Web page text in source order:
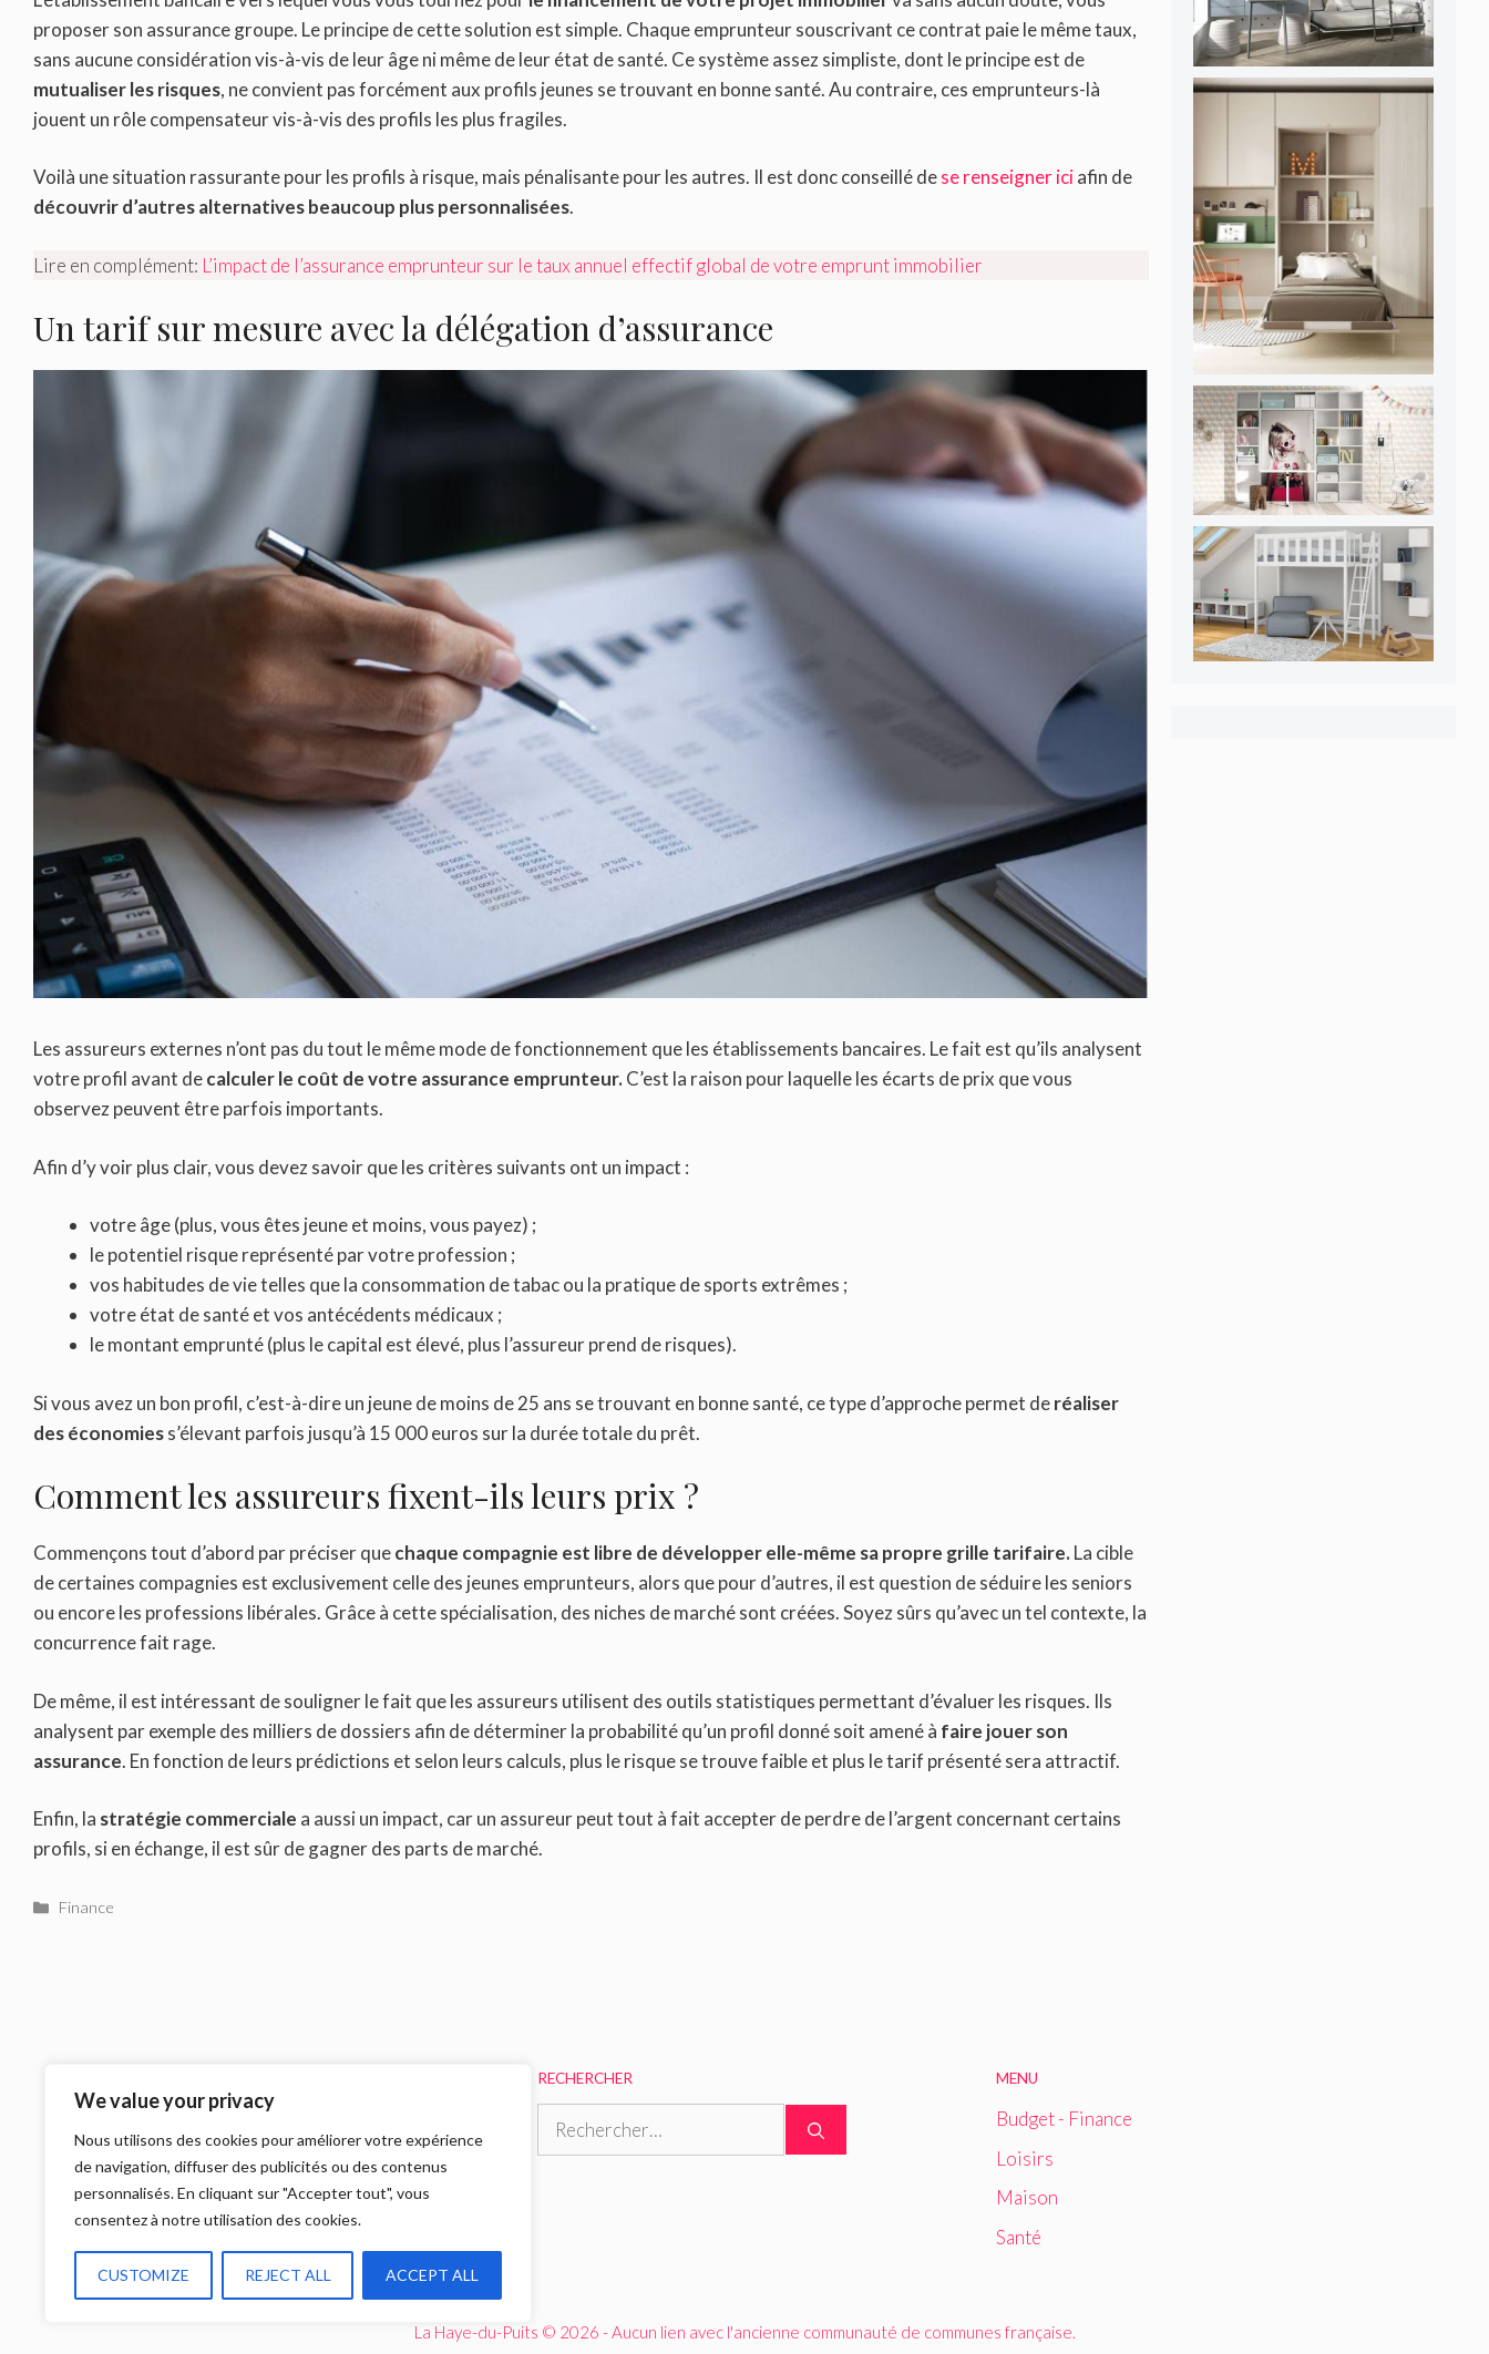
We value your privacy
Nous utilisons des cookies pour améliorer votre expérience
de navigation, diffuser des publicités ou des contenus
personnalisés. En cliquant sur "Accepter tout", vous
consentez à notre utilisation des cookies.
CUSTOMIZE REJECT ALL ACCEPT ALL
proposer son assurance groupe. Le principe de cette solution est simple. Chaque emprunteur souscrivant ce contrat paie le même taux,
sans aucune considération vis-à-vis de leur âge ni même de leur état de santé. Ce système assez simpliste, dont le principe est de
mutualiser les risques, ne convient pas forcément aux profils jeunes se trouvant en bonne santé. Au contraire, ces emprunteurs-là
jouent un rôle compensateur vis-à-vis des profils les plus fragiles.
Voilà une situation rassurante pour les profils à risque, mais pénalisante pour les autres. Il est donc conseillé dese renseigner iciafin de
découvrir d’autres alternatives beaucoup plus personnalisées.
Lire en complément: L’impact de l’assurance emprunteur sur le taux annuel effectif global de votre emprunt immobilier
Un tarif sur mesure avec la délégation d’assurance
Les assureurs externes n’ont pas du tout le même mode de fonctionnement que les établissements bancaires. Le fait est qu’ils analysent
votre profil avant decalculer le coût de votre assurance emprunteur.C’est la raison pour laquelle les écarts de prix que vous
observez peuvent être parfois importants.
Afin d’y voir plus clair, vous devez savoir que les critères suivants ont un impact :
votre âge (plus, vous êtes jeune et moins, vous payez) ;
le potentiel risque représenté par votre profession ;
vos habitudes de vie telles que la consommation de tabac ou la pratique de sports extrêmes ;
votre état de santé et vos antécédents médicaux ;
le montant emprunté (plus le capital est élevé, plus l’assureur prend de risques).
Si vous avez un bon profil, c’est-à-dire un jeune de moins de 25 ans se trouvant en bonne santé, ce type d’approche permet deréaliser
des économiess’élevant parfois jusqu’à 15 000 euros sur la durée totale du prêt.
Comment les assureurs fixent-ils leurs prix ?
Commençons tout d’abord par préciser quechaque compagnie est libre de développer elle-même sa propre grille tarifaire.La cible
de certaines compagnies est exclusivement celle des jeunes emprunteurs, alors que pour d’autres, il est question de séduire les seniors
ou encore les professions libérales. Grâce à cette spécialisation, des niches de marché sont créées. Soyez sûrs qu’avec un tel contexte, la
concurrence fait rage.
De même, il est intéressant de souligner le fait que les assureurs utilisent des outils statistiques permettant d’évaluer les risques. Ils
analysent par exemple des milliers de dossiers afin de déterminer la probabilité qu’un profil donné soit amené à faire jouer son
assurance. En fonction de leurs prédictions et selon leurs calculs, plus le risque se trouve faible et plus le tarif présenté sera attractif.
Enfin, la stratégie commerciale a aussi un impact, car un assureur peut tout à fait accepter de perdre de l’argent concernant certains
profils, si en échange, il est sûr de gagner des parts de marché.
Catégories
Finance
RECHERCHER
Rechercher :
MENU
Budget - Finance
Loisirs
Maison
Santé
La Haye-du-Puits © 2026 - Aucun lien avec l'ancienne communauté de communes française.